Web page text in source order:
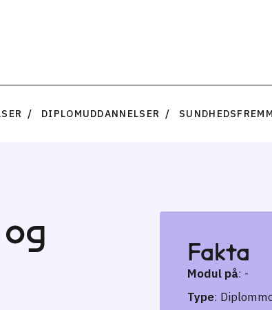
DIPLOMUDDANNELSER
Fakta
Modul på: -
Type: